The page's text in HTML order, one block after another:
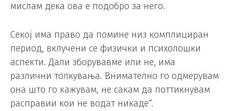
мислам дека ова е подобро за него.
Секој има право да помине низ комплициран
период, вклучени се физички и психолошки
аспекти. Дали зборувавме или не, има
различни толкувања. Внимателно го одмерувам
она што го кажувам, не сакам да поттикнувам
расправии кои не водат никаде“.